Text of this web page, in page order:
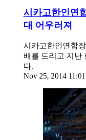
시카고한인연
대 어우러져
시카고한인연합
배를 드리고 지난
다.
Nov 25, 2014